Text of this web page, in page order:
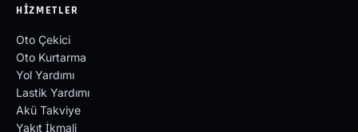
HIZMETLER
Oto Çekici
Oto Kurtarma
Yol Yardımı
Lastik Yardımı
Akü Takviye
Yakıt İkmali